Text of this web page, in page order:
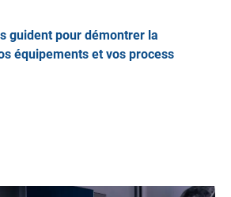
guident pour démontrer la
équipements et vos process